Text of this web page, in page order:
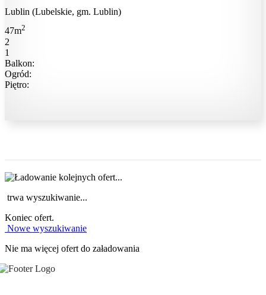
Lublin (Lubelskie, gm. Lublin)
47m2
2
1
Balkon:
Ogród:
Piętro:
trwa wyszukiwanie...
Koniec ofert.
Nowe wyszukiwanie
Nie ma więcej ofert do załadowania